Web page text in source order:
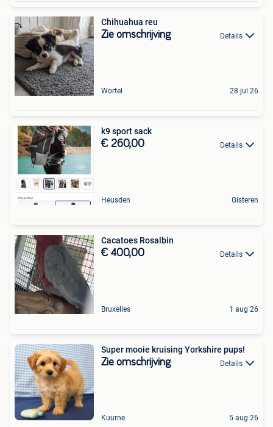
Chihuahua reu
Zie omschrijving Details
Wortel 28 jul 26
k9 sport sack
€ 260,00 Details
Heusden Gisteren
Cacatoes Rosalbin
€ 400,00 Details
Bruxelles 1 aug 26
Super mooie kruising Yorkshire pups!
Zie omschrijving Details
Kuurne 5 aug 26